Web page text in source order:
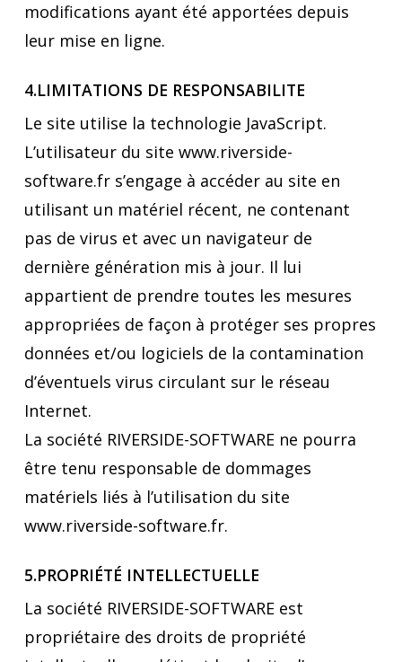
modifications ayant été apportées depuis
leur mise en ligne.
4.LIMITATIONS DE RESPONSABILITE
Le site utilise la technologie JavaScript.
L’utilisateur du site www.riverside-
software.fr s’engage à accéder au site en
utilisant un matériel récent, ne contenant
pas de virus et avec un navigateur de
dernière génération mis à jour. Il lui
appartient de prendre toutes les mesures
appropriées de façon à protéger ses propres
données et/ou logiciels de la contamination
d’éventuels virus circulant sur le réseau
Internet.
La société RIVERSIDE-SOFTWARE ne pourra
être tenu responsable de dommages
matériels liés à l’utilisation du site
www.riverside-software.fr.
5.PROPRIÉTÉ INTELLECTUELLE
La société RIVERSIDE-SOFTWARE est
propriétaire des droits de propriété